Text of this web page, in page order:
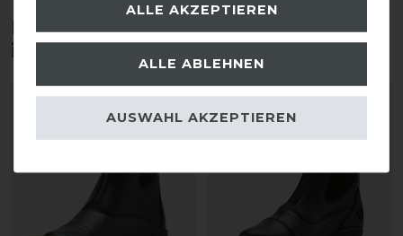
Diese Produkte könnten dich auch
interessieren
ALLE AKZEPTIEREN
ALLE ABLEHNEN
AUSWAHL AKZEPTIEREN